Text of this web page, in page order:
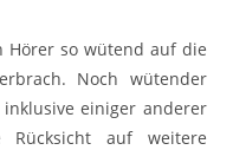
Hörer so wütend auf die
Noch wütender
einiger anderer
Rücksicht auf weitere